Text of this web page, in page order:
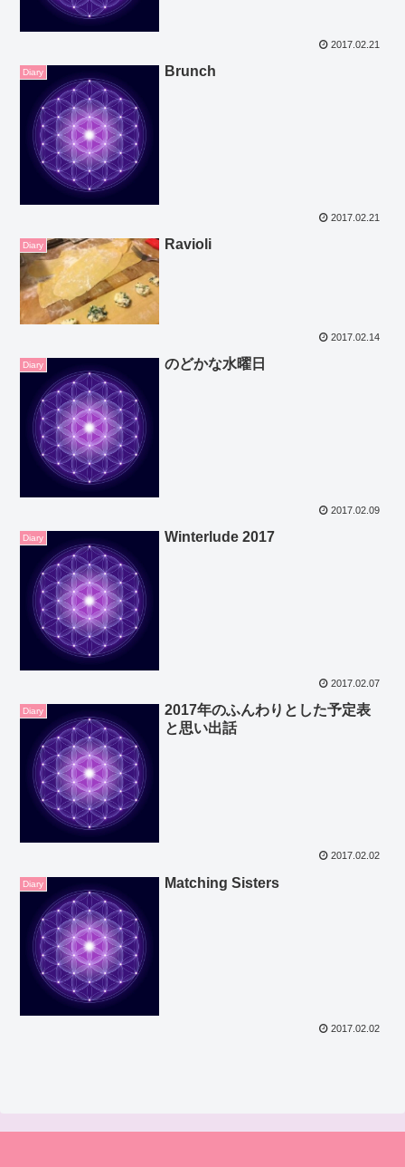
2017.02.21
Diary Brunch
2017.02.21
Diary Ravioli
2017.02.14
Diary のどかな水曜日
2017.02.09
Diary Winterlude 2017
2017.02.07
Diary
2017年のふんわりとした予定表
と思い出話
2017.02.02
Diary Matching Sisters
2017.02.02